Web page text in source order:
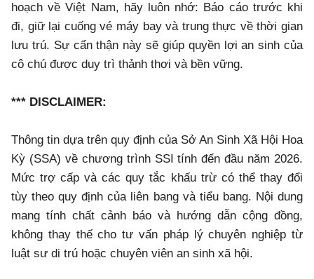
hoạch về Việt Nam, hãy luôn nhớ: Báo cáo trước khi
đi, giữ lại cuống vé máy bay và trung thực về thời gian
lưu trú. Sự cẩn thận này sẽ giúp quyền lợi an sinh của
cô chú được duy trì thảnh thơi và bền vững.
*** DISCLAIMER:
Thông tin dựa trên quy định của Sở An Sinh Xã Hội Hoa
Kỳ (SSA) về chương trình SSI tính đến đầu năm 2026.
Mức trợ cấp và các quy tắc khấu trừ có thể thay đổi
tùy theo quy định của liên bang và tiểu bang. Nội dung
mang tính chất cảnh báo và hướng dẫn cộng đồng,
không thay thế cho tư vấn pháp lý chuyên nghiệp từ
luật sư di trú hoặc chuyên viên an sinh xã hội.